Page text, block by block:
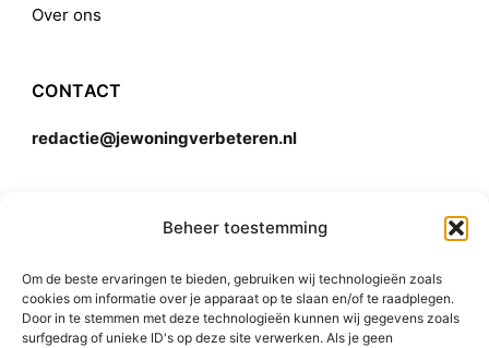
Beheer toestemming
Om de beste ervaringen te bieden, gebruiken wij technologieën zoals
cookies om informatie over je apparaat op te slaan en/of te raadplegen.
Door in te stemmen met deze technologieën kunnen wij gegevens zoals
surfgedrag of unieke ID's op deze site verwerken. Als je geen
Over ons
CONTACT
redactie@jewoningverbeteren.nl
Disclaimer